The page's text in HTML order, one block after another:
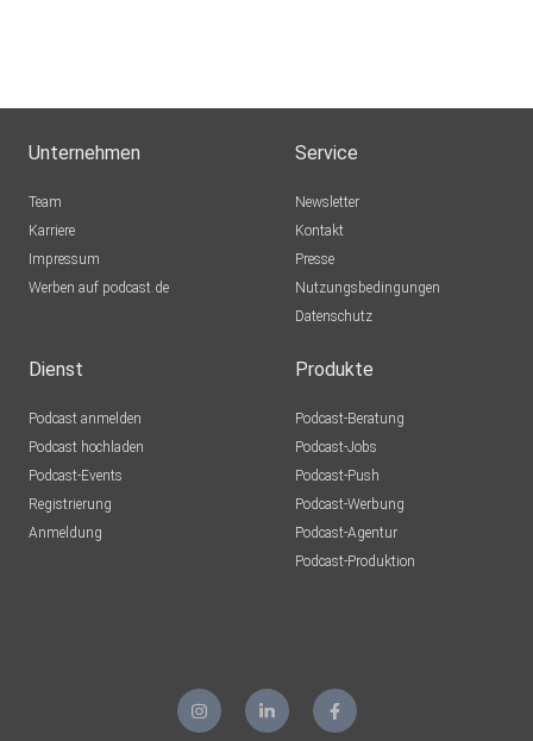
Unternehmen
Team
Karriere
Impressum
Werben auf podcast.de
Service
Newsletter
Kontakt
Presse
Nutzungsbedingungen
Datenschutz
Dienst
Podcast anmelden
Podcast hochladen
Podcast-Events
Registrierung
Anmeldung
Produkte
Podcast-Beratung
Podcast-Jobs
Podcast-Push
Podcast-Werbung
Podcast-Agentur
Podcast-Produktion